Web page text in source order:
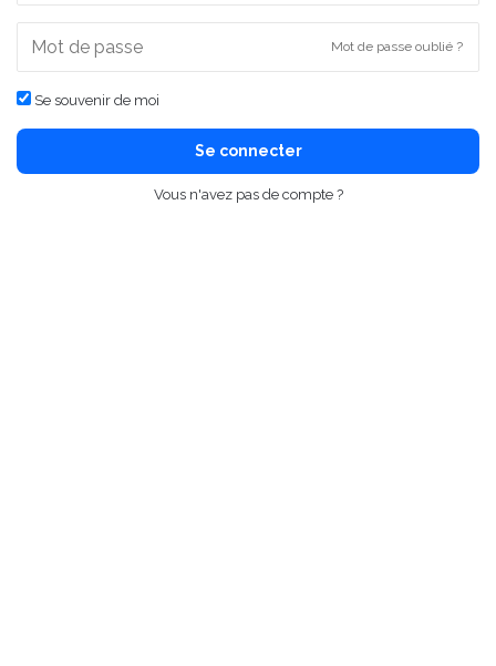
Mot de passe oublié ?
Se souvenir de moi
Se connecter
Vous n'avez pas de compte ?